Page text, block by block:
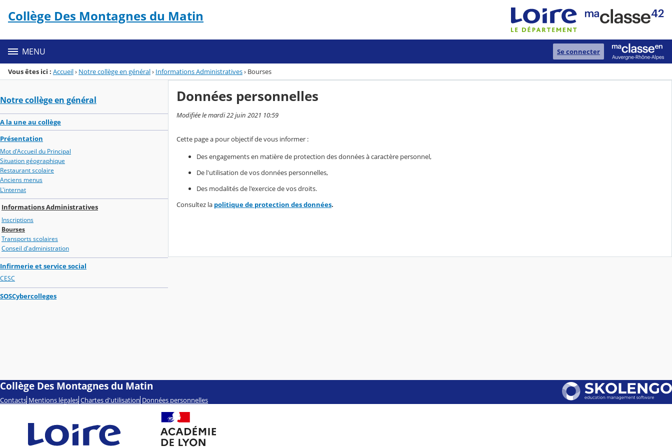
Menu de la rubrique
Contenu
Collège Des Montagnes du Matin
MENU Se connecter
Vous êtes ici : Accueil› Notre collège en général› Informations Administratives› Bourses
Notre collège en général
A la une au collège
Présentation
Mot d'Accueil du Principal
Situation géographique
Restaurant scolaire
Anciens menus
L'internat
Informations Administratives
Inscriptions
Bourses
Transports scolaires
Conseil d'administration
Infirmerie et service social
CESC
SOSCybercolleges
Données personnelles
Modifiée le mardi 22 juin 2021 10:59
Cette page a pour objectif de vous informer :
Des engagements en matière de protection des données à caractère personnel,
De l'utilisation de vos données personnelles,
Des modalités de l'exercice de vos droits.
Consultez la politique de protection des données.
Collège Des Montagnes du Matin
Contacts Mentions légales Chartes d'utilisation Données personnelles